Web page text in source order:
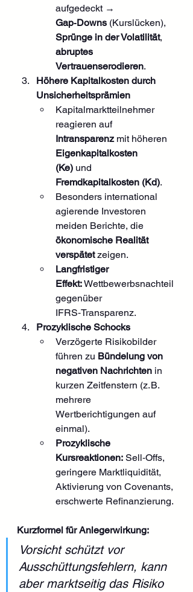
aufgedeckt →
Gap‑Downs (Kurslücken),
Sprünge in der Volatilität,
abruptes
Vertrauenserodieren.
Höhere Kapitalkosten durch
Unsicherheitsprämien
Kapitalmarktteilnehmer
reagieren auf
Intransparenz mit höheren
Eigenkapitalkosten
(Ke) und
Fremdkapitalkosten (Kd).
Besonders international
agierende Investoren
meiden Berichte, die
ökonomische Realität
verspätet zeigen.
Langfristiger
Effekt: Wettbewerbsnachteil
gegenüber
IFRS‑Transparenz.
Prozyklische Schocks
Verzögerte Risikobilder
führen zu Bündelung von
negativen Nachrichten in
kurzen Zeitfenstern (z. B.
mehrere
Wertberichtigungen auf
einmal).
Prozyklische
Kursreaktionen: Sell‑Offs,
geringere Marktliquidität,
Aktivierung von Covenants,
erschwerte Refinanzierung.
Kurzformel für Anlegerwirkung:
Vorsicht schützt vor
Ausschüttungsfehlern, kann
aber marktseitig das Risiko